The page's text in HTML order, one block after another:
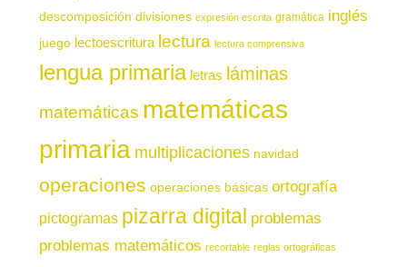
descomposición divisiones expresión escrita gramática inglés
juego lectoescritura lectura lectura comprensiva
lengua primaria letras láminas
matemáticas matemáticas
primaria multiplicaciones navidad
operaciones operaciones básicas ortografía
pictogramas pizarra digital problemas
problemas matemáticos recortable reglas ortográficas